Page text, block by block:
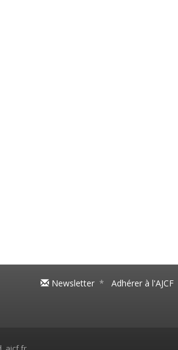
Newsletter * Adhérer à l'AJCF